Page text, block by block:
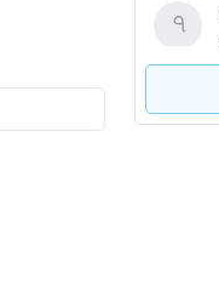
৭
৮